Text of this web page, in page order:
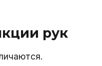
рук